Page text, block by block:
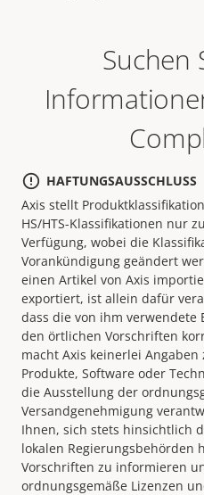
Suchen
HAFTUNGSAUSSCHLUSS
Axis stellt
HS/HTS-Klassifikationen nur
Verfügung, wobei die
Vorankündigung geändert
einen Artikel von Axis
exportiert, ist allein dafür
dass die von ihm verwendete
den örtlichen Vorschriften
macht Axis keinerlei
Produkte, Software oder
die Ausstellung der
Versandgenehmigung
Ihnen, sich stets hinsichtlich
lokalen Regierungsbehörden
Vorschriften zu informieren
ordnungsgemäße Lizenzen